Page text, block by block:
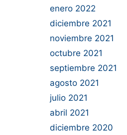
enero 2022
diciembre 2021
noviembre 2021
octubre 2021
septiembre 2021
agosto 2021
julio 2021
abril 2021
diciembre 2020